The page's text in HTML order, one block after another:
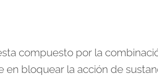
compuesto por la
bloquear la acción de